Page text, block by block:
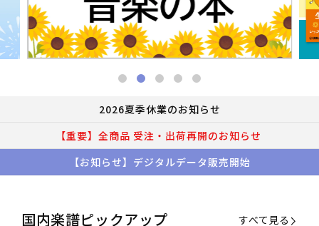
2026夏季休業のお知らせ
【重要】全商品 受注・出荷再開のお知らせ
【お知らせ】デジタルデータ販売開始
国内楽譜ピックアップ すべて見る